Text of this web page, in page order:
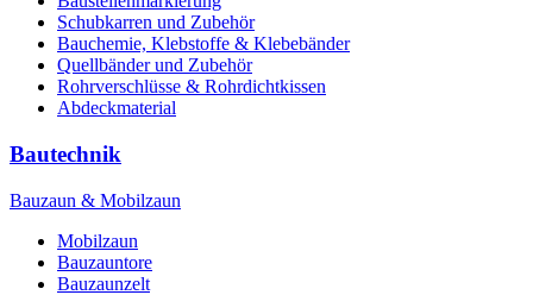
Schubkarren und Zubehör
Bauchemie, Klebstoffe & Klebebänder
Quellbänder und Zubehör
Rohrverschlüsse & Rohrdichtkissen
Abdeckmaterial
Bautechnik
Bauzaun & Mobilzaun
Mobilzaun
Bauzauntore
Bauzaunzelt